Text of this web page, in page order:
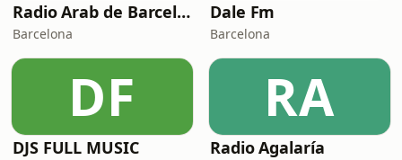
Radio Arab de Barcelona
Barcelona
Dale Fm
Barcelona
DF
DJS FULL MUSIC
RA
Radio Agalaría